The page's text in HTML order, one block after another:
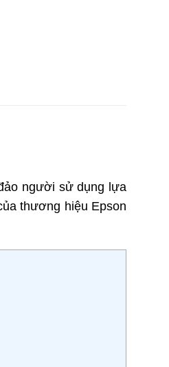
người sử dụng lựa
thương hiệu Epson